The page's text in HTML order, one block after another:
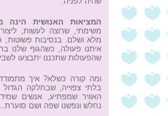
המציאות האנושית הינה
משימתי, שרוצה לעשות,
מלא ושלם. בנסיבות
איתנו פעולה, כשהגוף שלנו
שהפעולות שתכננו יתבצעו
ומה קורה כשלא? איך
בלתי צפוייה, שבחלקה
האוויר שמפתיע, אנשים
נחלש ונפשנו שפה ושם סוערת...